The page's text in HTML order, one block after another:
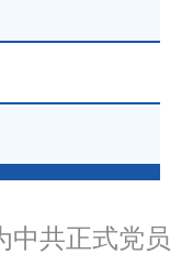
中共正式党员